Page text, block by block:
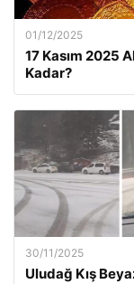
01/12/2025
17 Kasım 2025
Kadar?
30/11/2025
Uludağ Kış